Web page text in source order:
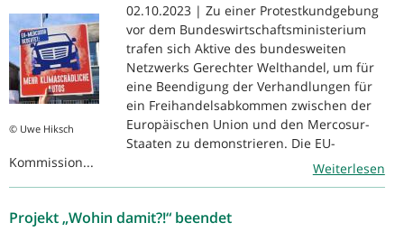
© Uwe Hiksch
02.10.2023 | Zu einer Protestkundgebung
vor dem Bundeswirtschaftsministerium
trafen sich Aktive des bundesweiten
Netzwerks Gerechter Welthandel, um für
eine Beendigung der Verhandlungen für
ein Freihandelsabkommen zwischen der
Europäischen Union und den Mercosur-
Staaten zu demonstrieren. Die EU-
Kommission...
Weiterlesen
Projekt „Wohin damit?!“ beendet